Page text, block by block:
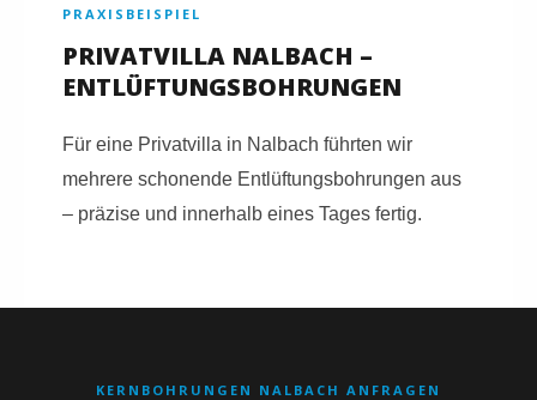
PRAXISBEISPIEL
PRIVATVILLA NALBACH –
ENTLÜFTUNGSBOHRUNGEN
Für eine Privatvilla in Nalbach führten wir
mehrere schonende Entlüftungsbohrungen aus
– präzise und innerhalb eines Tages fertig.
KERNBOHRUNGEN NALBACH ANFRAGEN